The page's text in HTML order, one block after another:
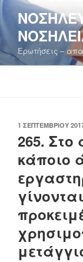
Μετάβαση
στο
περιεχόμενο
Ερωτήσεις –
ΔΗΜΟΣΙΕΎΤΗΚΕ
ΣΤΙΣ
1 ΣΕΠΤΕΜΒΡΊΟΥ
265. Στο
κάποιο